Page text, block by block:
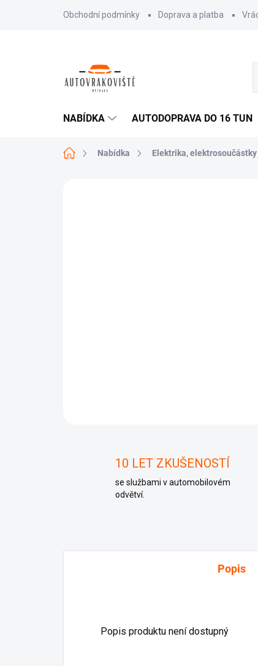
Obchodní podmínky Doprava a platba
NABÍDKA AUTODOPRAVA DO 16 TUN
Domů Nabídka Elektrika,
10 LET ZKUŠENOSTÍ
se službami v automobilovém
odvětví.
Popis
Popis produktu není dostupný